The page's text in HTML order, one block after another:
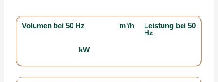
Volumen bei 50 Hz m³/h
Leistung bei 50
Hz
kW